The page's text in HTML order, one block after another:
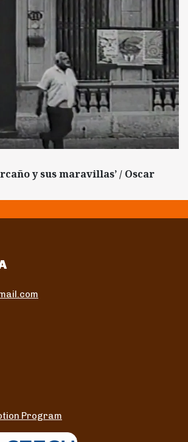
y sus maravillas’ / Oscar
Program